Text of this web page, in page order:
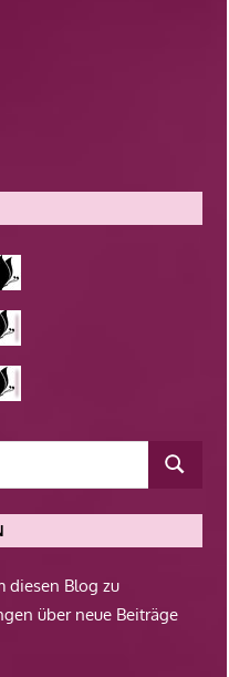
diesen Blog zu
über neue Beiträge